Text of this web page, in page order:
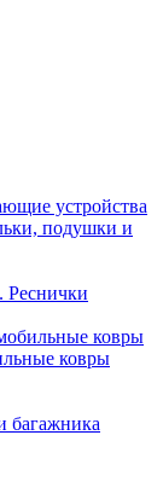
устройства
подушки и
Реснички
ковры
ковры
багажника